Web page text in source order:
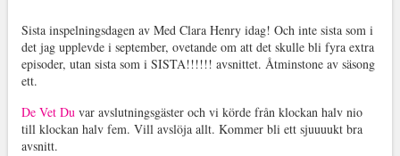
Sista inspelningsdagen av Med Clara Henry idag! Och inte sista som i
det jag upplevde i september, ovetande om att det skulle bli fyra extra
episoder, utan sista som i SISTA!!!!!! avsnittet. Åtminstone av säsong
ett.
De Vet Duvar avslutningsgäster och vi körde från klockan halv nio
till klockan halv fem. Vill avslöja allt. Kommer bli ett sjuuuukt bra
avsnitt.